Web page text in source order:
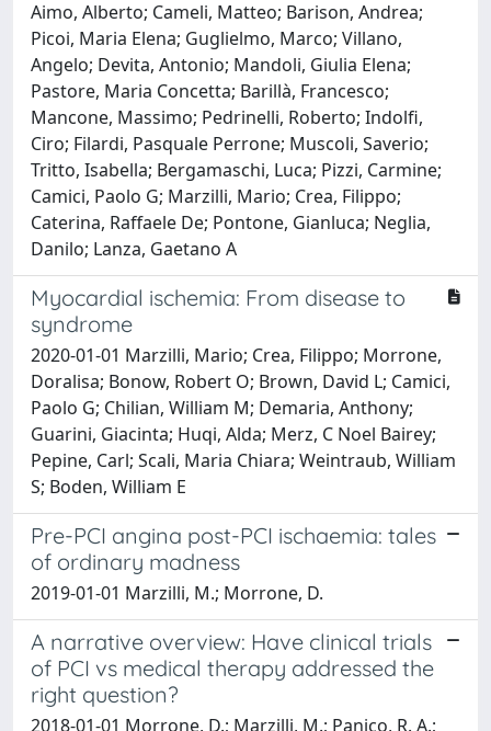
Aimo, Alberto; Cameli, Matteo; Barison, Andrea;
Picoi, Maria Elena; Guglielmo, Marco; Villano,
Angelo; Devita, Antonio; Mandoli, Giulia Elena;
Pastore, Maria Concetta; Barillà, Francesco;
Mancone, Massimo; Pedrinelli, Roberto; Indolfi,
Ciro; Filardi, Pasquale Perrone; Muscoli, Saverio;
Tritto, Isabella; Bergamaschi, Luca; Pizzi, Carmine;
Camici, Paolo G; Marzilli, Mario; Crea, Filippo;
Caterina, Raffaele De; Pontone, Gianluca; Neglia,
Danilo; Lanza, Gaetano A
Myocardial ischemia: From disease to
syndrome
2020-01-01 Marzilli, Mario; Crea, Filippo; Morrone,
Doralisa; Bonow, Robert O; Brown, David L; Camici,
Paolo G; Chilian, William M; Demaria, Anthony;
Guarini, Giacinta; Huqi, Alda; Merz, C Noel Bairey;
Pepine, Carl; Scali, Maria Chiara; Weintraub, William
S; Boden, William E
Pre-PCI angina post-PCI ischaemia: tales
of ordinary madness
2019-01-01 Marzilli, M.; Morrone, D.
A narrative overview: Have clinical trials
of PCI vs medical therapy addressed the
right question?
2018-01-01 Morrone, D.; Marzilli, M.; Panico, R. A.;